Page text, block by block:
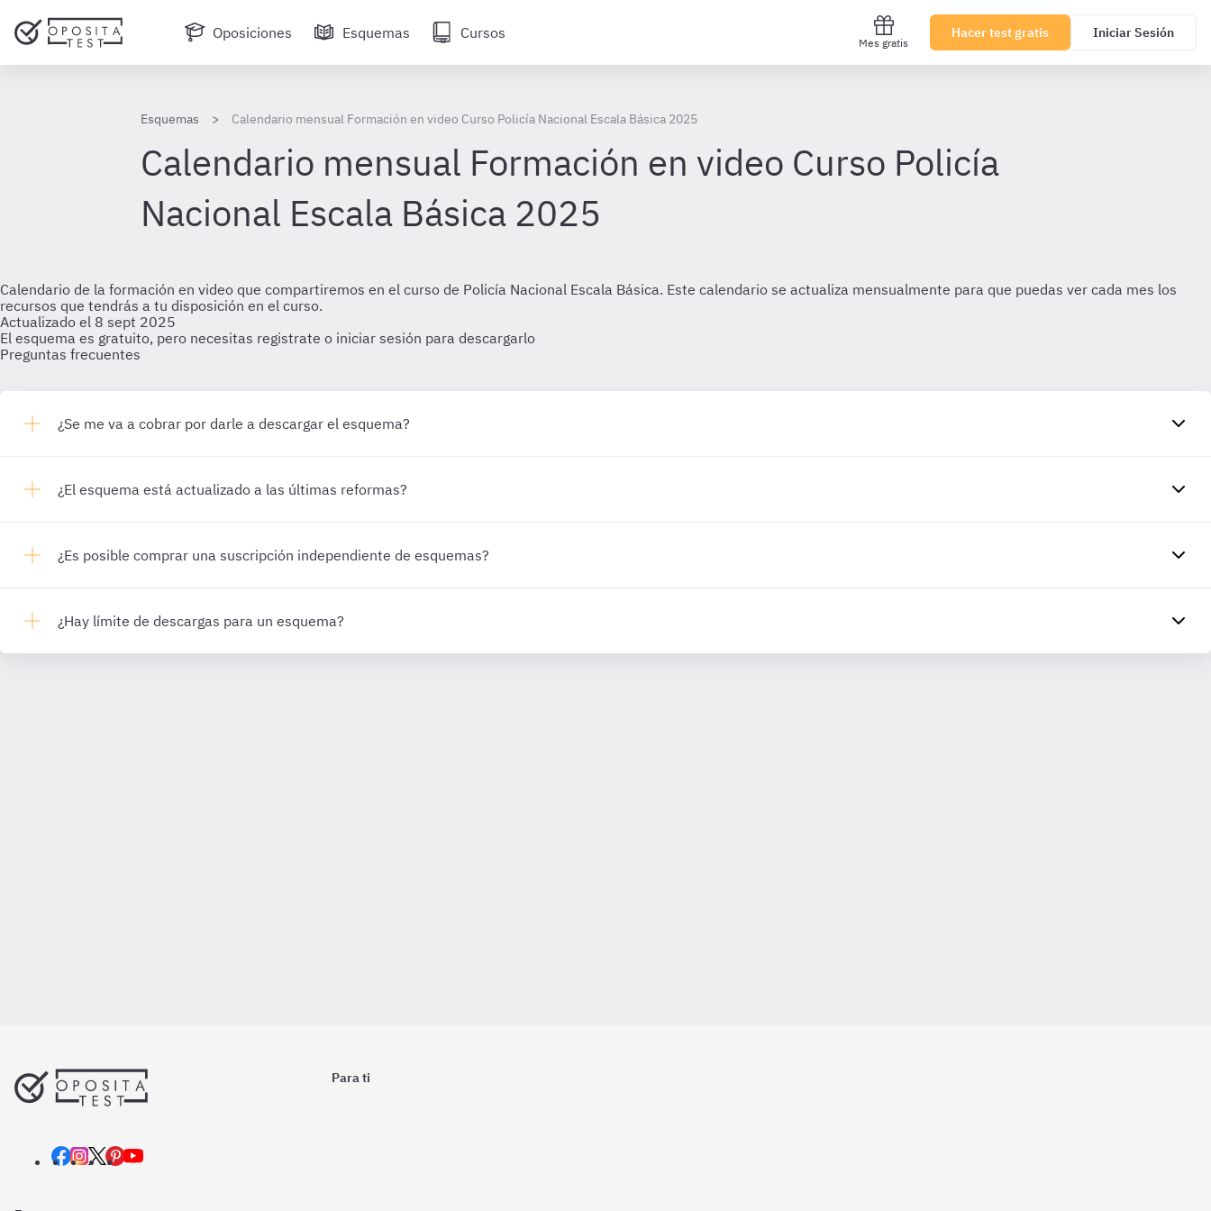
Oposiciones Esquemas Cursos
Mes gratis
Hacer test gratis Iniciar Sesión
Esquemas Calendario mensual Formación en video Curso Policía Nacional Escala Básica 2025
Calendario mensual Formación en video Curso Policía
Nacional Escala Básica 2025
Calendario de la formación en video que compartiremos en el curso de Policía Nacional Escala Básica. Este calendario se actualiza mensualmente para que puedas ver cada mes los
recursos que tendrás a tu disposición en el curso.
Actualizado el 8 sept 2025
El esquema es gratuito, pero necesitas registrate o iniciar sesión para descargarlo
Preguntas frecuentes
¿Se me va a cobrar por darle a descargar el esquema?
¿El esquema está actualizado a las últimas reformas?
¿Es posible comprar una suscripción independiente de esquemas?
¿Hay límite de descargas para un esquema?
Para ti